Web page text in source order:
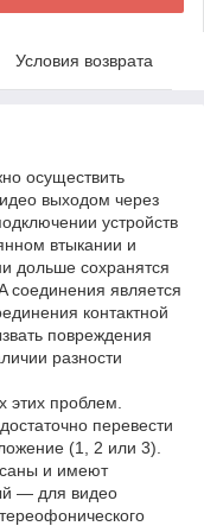
Условия возврата
осуществить
выходом через
устройств
втыкании и
дольше сохранятся
соединения является
контактной
повреждения
разности
этих проблем.
перевести
(1, 2 или 3).
и имеют
― для видео